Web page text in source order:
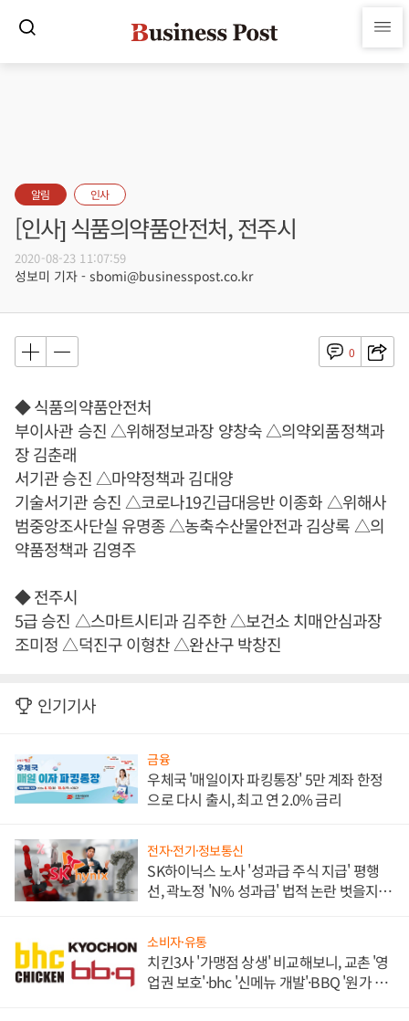
알림 인사
[인사] 식품의약품안전처, 전주시
2020-08-23 11:07:59
성보미 기자 - sbomi@businesspost.co.kr
0
◆ 식품의약품안전처
부이사관 승진 △위해정보과장 양창숙 △의약외품정책과
장 김춘래
서기관 승진 △마약정책과 김대양
기술서기관 승진 △코로나19긴급대응반 이종화 △위해사
범중앙조사단실 유명종 △농축수산물안전과 김상록 △의
약품정책과 김영주
◆ 전주시
5급 승진 △스마트시티과 김주한 △보건소 치매안심과장
조미정 △덕진구 이형찬 △완산구 박창진
인기기사
금융
우체국 '매일이자 파킹통장' 5만 계좌 한정
으로 다시 출시, 최고 연 2.0% 금리
전자·전기·정보통신
SK하이닉스 노사 '성과급 주식 지급' 평행
선, 곽노정 'N% 성과급' 법적 논란 벗을지 주
소비자·유통
치킨3사 '가맹점 상생' 비교해보니, 교촌 '영
업권 보호'·bhc '신메뉴 개발'·BBQ '원가 부